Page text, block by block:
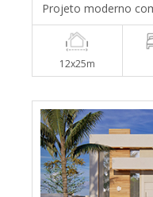
Projeto moderno
12x25m